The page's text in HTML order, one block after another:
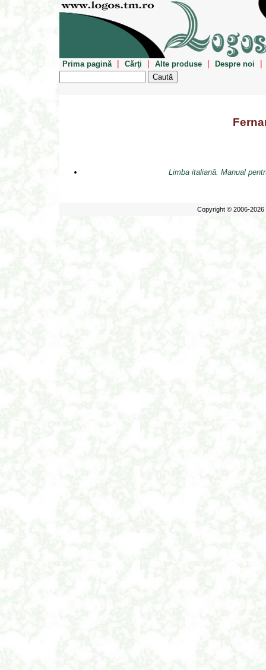
Prima pagină | Cărţi | Alte produse | Despre noi |
Limba italiană. Manual
Copyright © 2006-2026